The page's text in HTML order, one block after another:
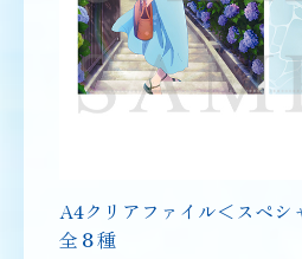
A4クリアファイル＜スペ
全８種